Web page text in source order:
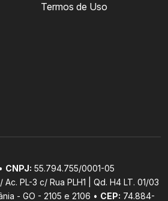
Termos de Uso
CNPJ: 55.794.755/0001-05
Ac. PL-3 c/ Rua PLH1 | Qd. H4 LT. 01/03
- GO - 2105 e 2106 • CEP: 74.884-